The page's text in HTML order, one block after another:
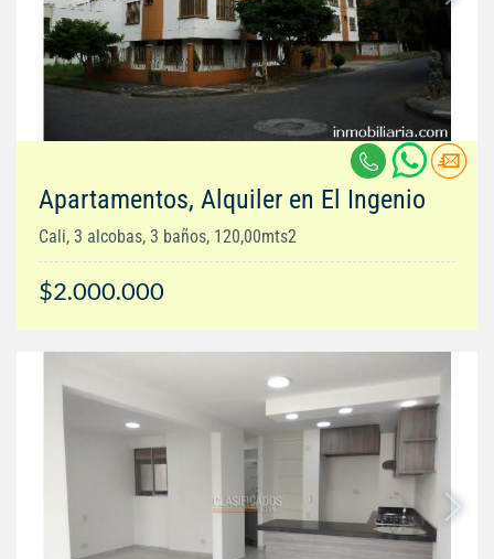
Apartamentos, Alquiler en El Ingenio
Cali, 3 alcobas, 3 baños, 120,00mts2
$2.000.000